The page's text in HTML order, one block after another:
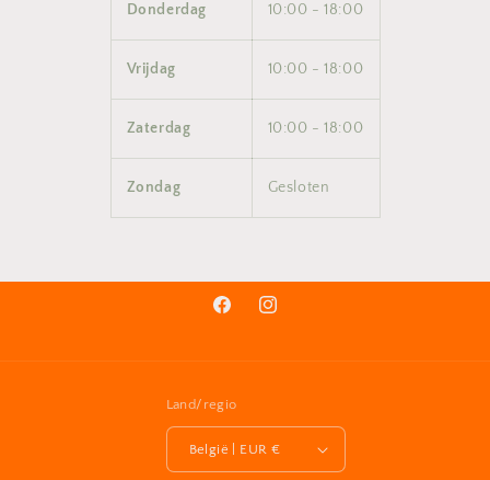
Donderdag 10:00 - 18:00
Vrijdag 10:00 - 18:00
Zaterdag 10:00 - 18:00
Zondag Gesloten
FacebookInstagram
Land/regio
België | EUR €